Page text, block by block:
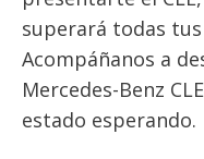
superará todas
Acompáñanos a
Mercedes-Benz
estado esperando.